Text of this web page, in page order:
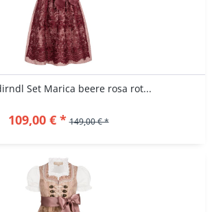
Set Marica beere rosa rot...
109,00 € * 149,00 € *